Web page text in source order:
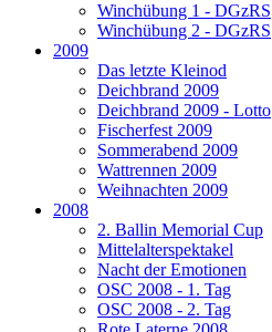
Winchübung 1 - DGzRS
Winchübung 2 - DGzRS
2009
Das letzte Kleinod
Deichbrand 2009
Deichbrand 2009 - Lotto
Fischerfest 2009
Sommerabend 2009
Wattrennen 2009
Weihnachten 2009
2008
2. Ballin Memorial Cup
Mittelalterspektakel
Nacht der Emotionen
OSC 2008 - 1. Tag
OSC 2008 - 2. Tag